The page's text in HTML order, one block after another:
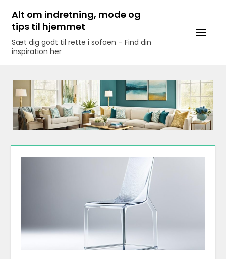
content
Alt om indretning, mode og
tips til hjemmet
Sæt dig godt til rette i sofaen – Find din
inspiration her